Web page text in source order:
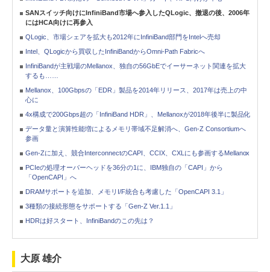
SANスイッチ向けにInfiniBand市場へ参入したQLogic、撤退の後、2006年
にはHCA向けに再参入
QLogic、市場シェアを拡大も2012年にInfiniBand部門をIntelへ売却
Intel、QLogicから買収したInfiniBandからOmni-Path Fabricへ
InfiniBandが主戦場のMellanox、独自の56GbEでイーサーネット関連を拡大
するも……
Mellanox、100Gbpsの「EDR」製品を2014年リリース、2017年は売上の中
心に
4x構成で200Gbps超の「InfiniBand HDR」、Mellanoxが2018年後半に製品化
データ量と演算性能増によるメモリ帯域不足解消へ、Gen-Z Consortiumへ
参画
Gen-Zに加え、競合InterconnectのCAPI、CCIX、CXLにも参画するMellanox
PCIeの処理オーバーヘッドを36分の1に、IBM独自の「CAPI」から
「OpenCAPI」へ
DRAMサポートを追加、メモリI/F統合も考慮した「OpenCAPI 3.1」
3種類の接続形態をサポートする「Gen-Z Ver.1.1」
HDRは好スタート、InfiniBandのこの先は？
大原 雄介